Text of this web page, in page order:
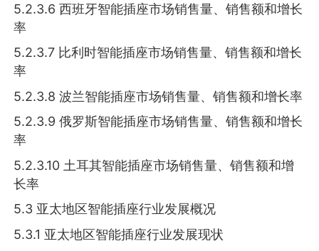
5.2.3.6 西班牙智能插座市场销售量、销售额和增长
率
5.2.3.7 比利时智能插座市场销售量、销售额和增长
率
5.2.3.8 波兰智能插座市场销售量、销售额和增长率
5.2.3.9 俄罗斯智能插座市场销售量、销售额和增长
率
5.2.3.10 土耳其智能插座市场销售量、销售额和增
长率
5.3 亚太地区智能插座行业发展概况
5.3.1 亚太地区智能插座行业发展现状